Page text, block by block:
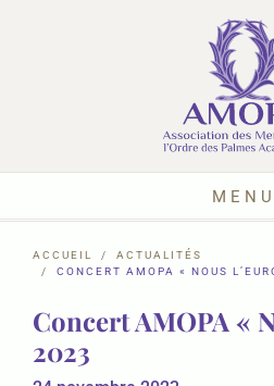
MENU
ACCUEIL
ACTUALITÉS
CONCERT AMOPA « NOUS
Concert AMOPA «
2023